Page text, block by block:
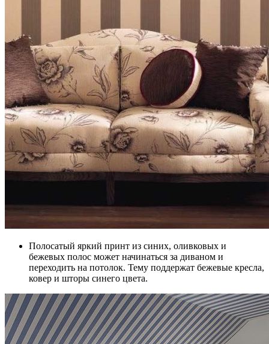
Полосатый яркий принт из синих, оливковых и
бежевых полос может начинаться за диваном и
переходить на потолок. Тему поддержат бежевые кресла,
ковер и шторы синего цвета.